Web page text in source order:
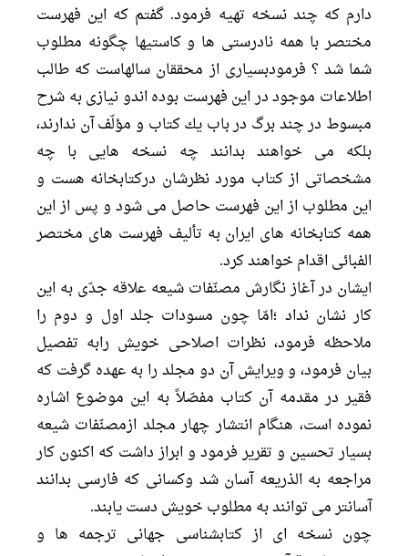
دارم كه چند نسخه تهيه فرمود. گفتم كه اين فهرست
مختصر با همه نادرستى ها و كاستيها چگونه مطلوب
شما شد ؟ فرمودبسيارى از محققان سالهاست كه طالب
اطلاعات موجود در اين فهرست بوده اندو نيازى به شرح
مبسوط در چند برگ در باب يك كتاب و مؤلّف آن ندارند،
بلكه مى خواهند بدانند چه نسخه هايى با چه
مشخصاتى از كتاب مورد نظرشان دركتابخانه هست و
اين مطلوب از اين فهرست حاصل مى شود و پس از اين
همه كتابخانه هاى ايران به تأليف فهرست هاى مختصر
الفبائى اقدام خواهند كرد.
ايشان در آغاز نگارش مصنّفات شيعه علاقه جدّى به اين
كار نشان نداد ؛امّا چون مسودات جلد اول و دوم را
ملاحظه فرمود، نظرات اصلاحى خويش رابه تفصيل
بيان فرمود، و ويرايش آن دو مجلد را به عهده گرفت كه
فقير در مقدمه آن كتاب مفصّلاً به اين موضوع اشاره
نموده است، هنگام انتشار چهار مجلد ازمصنّفات شيعه
بسيار تحسين و تقرير فرمود و ابراز داشت كه اكنون كار
مراجعه به الذريعه آسان شد وكسانى كه فارسى بدانند
آسانتر مى توانند به مطلوب خويش دست يابند.
چون نسخه اى از كتابشناسى جهانى ترجمه ها و